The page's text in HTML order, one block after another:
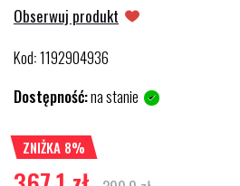
Obserwuj produkt
Kod:1192904936
Dostępność:na stanie
ZNIŻKA 8%